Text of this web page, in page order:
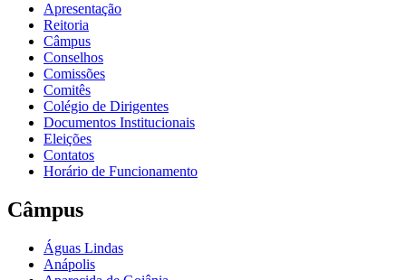
Apresentação
Reitoria
Câmpus
Conselhos
Comissões
Comitês
Colégio de Dirigentes
Documentos Institucionais
Eleições
Contatos
Horário de Funcionamento
Câmpus
Águas Lindas
Anápolis